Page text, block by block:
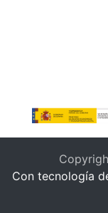
Con tecnología